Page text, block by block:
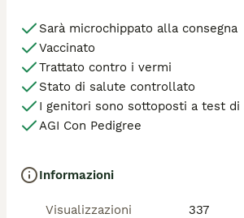
Sarà microchippato alla consegna
Vaccinato
Trattato contro i vermi
Stato di salute controllato
I genitori sono sottoposti a test di
AGI Con Pedigree
Informazioni
Visualizzazioni
337